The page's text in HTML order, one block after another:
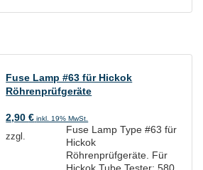
Fuse Lamp #63 für Hickok
Röhrenprüfgeräte
2,90€ inkl. 19% MwSt.
Fuse Lamp Type #63 für
Hickok
Röhrenprüfgeräte. Für
zzgl.